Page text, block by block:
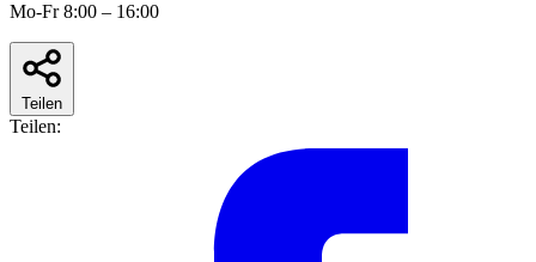
Mo-Fr 8:00 – 16:00
Teilen
Teilen: